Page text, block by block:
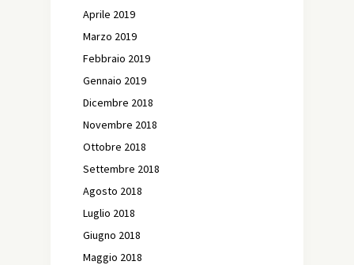
Aprile 2019
Marzo 2019
Febbraio 2019
Gennaio 2019
Dicembre 2018
Novembre 2018
Ottobre 2018
Settembre 2018
Agosto 2018
Luglio 2018
Giugno 2018
Maggio 2018